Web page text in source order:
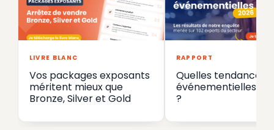
LIVRE BLANC
Vos packages exposants
méritent mieux que
Bronze, Silver et Gold
RAPPORT
Quelles tendances
événementielles en
?